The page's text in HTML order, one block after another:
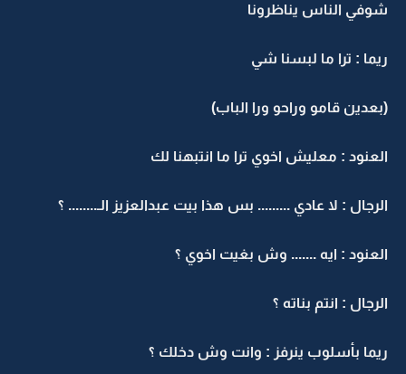
شوفي الناس يناظرونا
ريما : ترا ما لبسنا شي
(بعدين قامو وراحو ورا الباب)
العنود : معليش اخوي ترا ما انتبهنا لك
الرجال : لا عادي ......... بس هذا بيت عبدالعزيز الـ........ ؟
العنود : ايه ....... وش بغيت اخوي ؟
الرجال : انتم بناته ؟
ريما بأسلوب ينرفز : وانت وش دخلك ؟